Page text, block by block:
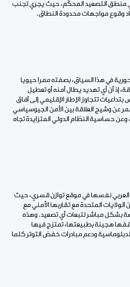
منطق التصعيد المحكَم، حيث يجري تجنب
وقوع مواجهات محدودة النطاق.
في هذا السياق، بصفته ممرا حيويا
إذ أن أي تهديد يطال أمنه أو تعطيل
تتجاوز الإطار الإقليمي إلى آفاق
عن وشيج العلاقة بين الأمن الجيوسياسي
وعن حساسية النظام الدولي المتزايدة تجاه
العربي نفسها في موقع توازن قسري، حيث
المتحدة مع تقاربها الأمني مع
بشكل مباشر لتبعات أي تصعيد. وهذه
هجينة بطبيعتها، تمتزج فيها
الدبلوماسية ودعم مبادرات خفض التوتر كلما